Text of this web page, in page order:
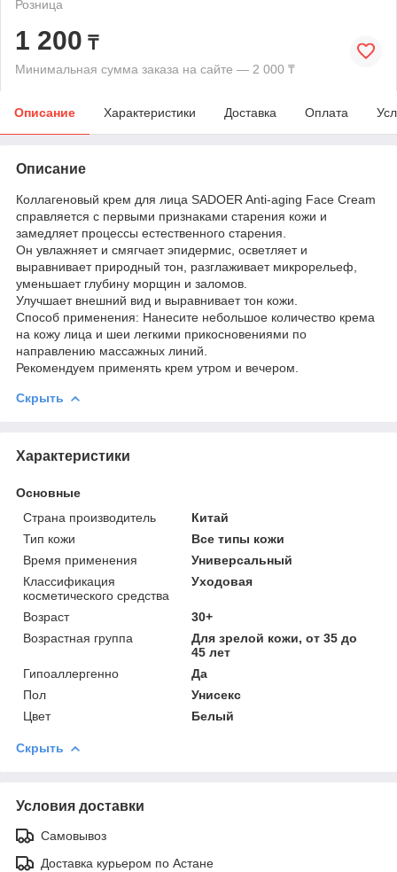
Розница
1 200 ₸
Минимальная сумма заказа на сайте — 2 000 ₸
Описание Характеристики Доставка Оплата
Описание
Коллагеновый крем для лица SADOER Anti-aging Face Cream
справляется с первыми признаками старения кожи и
замедляет процессы естественного старения.
Он увлажняет и смягчает эпидермис, осветляет и
выравнивает природный тон, разглаживает микрорельеф,
уменьшает глубину морщин и заломов.
Улучшает внешний вид и выравнивает тон кожи.
Способ применения: Нанесите небольшое количество крема
на кожу лица и шеи легкими прикосновениями по
направлению массажных линий.
Рекомендуем применять крем утром и вечером.
Скрыть
Характеристики
Основные
Страна производитель
Китай
Тип кожи
Все типы кожи
Время применения
Универсальный
Классификация
косметического средства
Уходовая
Возраст
30+
Возрастная группа
Для зрелой кожи, от 35 до
45 лет
Гипоаллергенно
Да
Пол
Унисекс
Цвет
Белый
Скрыть
Условия доставки
Самовывоз
Доставка курьером по Астане